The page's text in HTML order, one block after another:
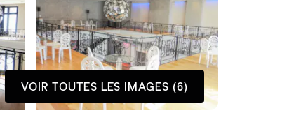
VOIR TOUTES LES IMAGES (6)